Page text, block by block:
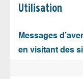
Utilisation
Messages
en visitant des